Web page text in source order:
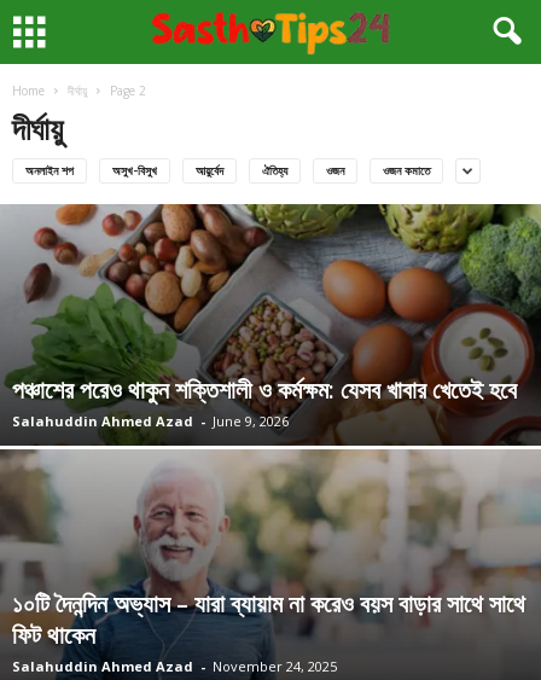
Home দীর্ঘায়ু Page 2
দীর্ঘায়ু
অনলাইন শপ অসুখ-বিসুখ আয়ুর্বেদ ঐতিহ্য ওজন ওজন কমাতে
পঞ্চাশের পরেও থাকুন শক্তিশালী ও কর্মক্ষম: যেসব খাবার খেতেই হবে
Salahuddin Ahmed Azad - June 9, 2026
১০টি দৈনন্দিন অভ্যাস – যারা ব্যায়াম না করেও বয়স বাড়ার সাথে সাথে
ফিট থাকেন
Salahuddin Ahmed Azad - November 24, 2025